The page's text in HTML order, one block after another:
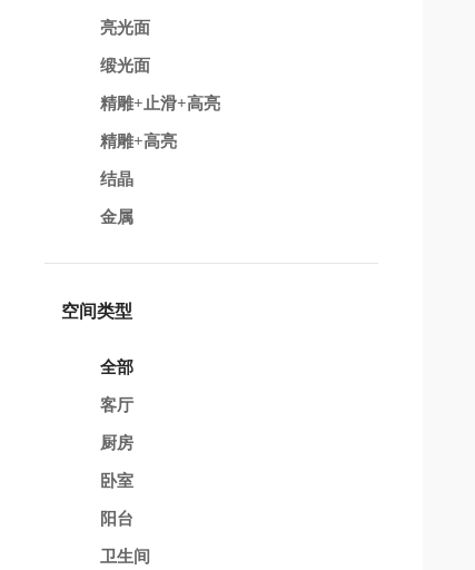
亮光面
缎光面
精雕+止滑+高亮
精雕+高亮
结晶
金属
空间类型
全部
客厅
厨房
卧室
阳台
卫生间